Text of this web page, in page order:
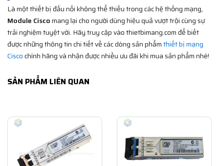
Là một thiết bị đấu nối không thể thiếu trong các hệ thống mạng,
Module Ciscomang lại cho người dùng hiệu quả vượt trội cùng sự
trải nghiệm tuyệt vời. Hãy truy cập vào thietbimang.com để biết
được những thông tin chi tiết về các dòng sản phẩmthiết bị mạng
Ciscochính hãng và nhận được nhiều ưu đãi khi mua sản phẩm nhé!
SẢN PHẨM LIÊN QUAN